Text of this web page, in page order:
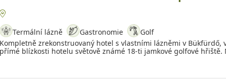
Termální lázně Gastronomie
Golf
Kompletně zrekonstruovaný hotel s vlastními lázněmi v Bükfürdő,
přímé blízkosti hotelu světově známé 18-ti jamkové golfové